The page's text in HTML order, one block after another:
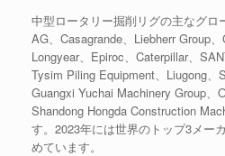
中型ロータリー掘削リグの主なグロ
AG、Casagrande、Liebherr Group
Longyear、Epiroc、Caterpillar、
Tysim Piling Equipment、Liugong、
Guangxi Yuchai Machinery Group、
Shandong Hongda Construction
す。2023年には世界のトップ3メー
めています。